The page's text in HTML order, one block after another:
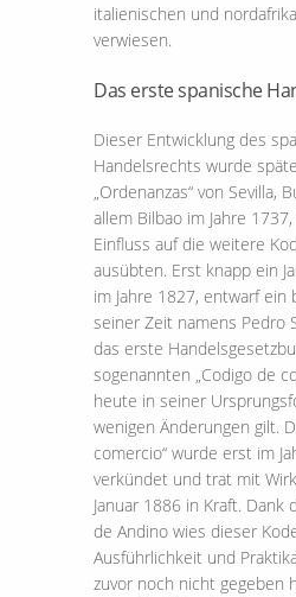
italienischen und
verwiesen.
Das erste spanische
Dieser Entwicklung des
Handelsrechts wurde
„Ordenanzas“ von Sevilla,
allem Bilbao im Jahre
Einfluss auf die weitere
ausübten. Erst knapp ein
im Jahre 1827, entwarf ein
seiner Zeit namens Pedro
das erste
sogenannten „Codigo de
heute in seiner
wenigen Änderungen gilt.
comercio“ wurde erst im
verkündet und trat mit
Januar 1886 in Kraft. Dank
de Andino wies dieser
Ausführlichkeit und
zuvor noch nicht gegeben